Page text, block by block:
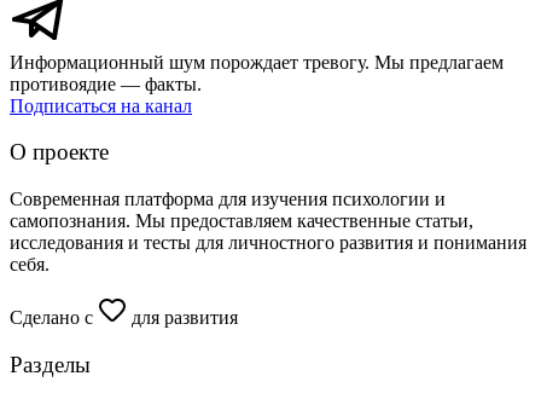
Информационный шум порождает тревогу. Мы предлагаем
противоядие — факты.
Подписаться на канал
О проекте
Современная платформа для изучения психологии и
самопознания. Мы предоставляем качественные статьи,
исследования и тесты для личностного развития и понимания
себя.
Сделано с для развития
Разделы